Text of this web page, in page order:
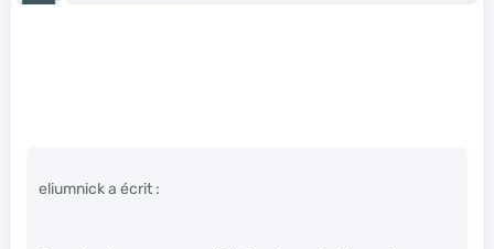
eliumnick a écrit :